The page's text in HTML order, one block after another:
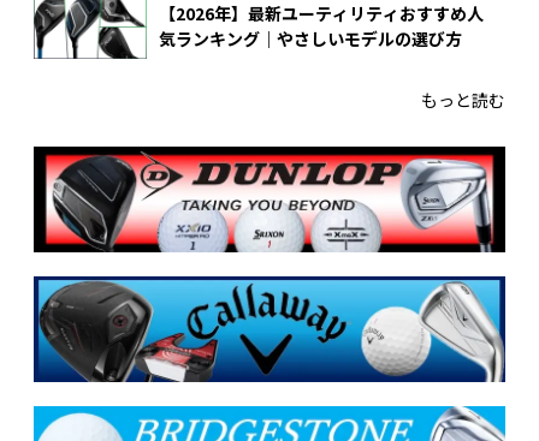
【2026年】最新ユーティリティおすすめ人
気ランキング｜やさしいモデルの選び方
もっと読む